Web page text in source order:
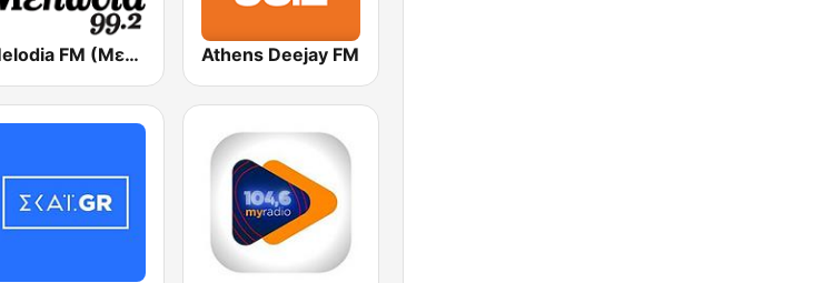
Melodia FM (Μελωδία 99.2) Athens Deejay FM